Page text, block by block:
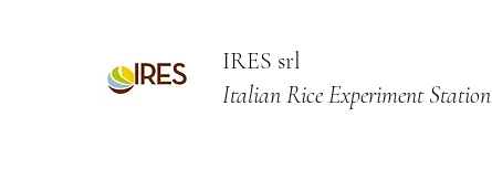
IRES srl
Italian Rice Experiment Station